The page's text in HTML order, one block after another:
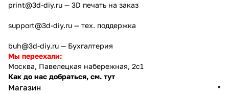
print@3d-diy.ru — 3D печать на заказ
support@3d-diy.ru — тех. поддержка
buh@3d-diy.ru — Бухгалтерия
Мы переехали:
Москва, Павелецкая набережная, 2с1
Как до нас добраться, см. тут
Магазин